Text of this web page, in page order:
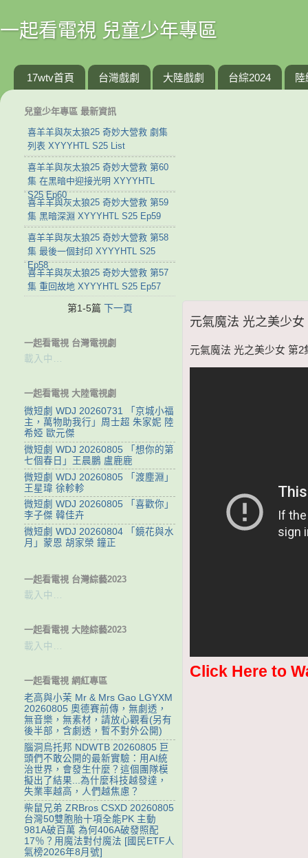
一起看電視 兒童少年專區
17wtv首頁 台灣戲劇 大陸戲劇 台綜2024 陸
元氣魔法 光之美少
元氣魔法 光之美少女 第
Click Here to
兒童少年專區 最新資訊
喜羊羊與灰太狼25 奇妙大營救 劇集
列表 XYYYHTL S25 List
喜羊羊與灰太狼25 奇妙大營救 第60
集 在黑暗中迎接光明 XYYYHTL
S25 Ep60
喜羊羊與灰太狼25 奇妙大營救 第59
集 黑暗深淵 XYYYHTL S25 Ep59
喜羊羊與灰太狼25 奇妙大營救 第58
集 最後一個封印 XYYYHTL S25
Ep58
喜羊羊與灰太狼25 奇妙大營救 第57
集 重回故地 XYYYHTL S25 Ep57
第1-5篇 下一頁
一起看電視 台灣電視劇
載入中…
一起看電視 大陸電視劇
微短劇 WDJ 20260731 「京城小福
主，萬物助我行」周士超 朱家妮 陸
希婭 歐元傑
微短劇 WDJ 20260805 「想你的第
七個春日」王晨鵬 盧鹿鹿
微短劇 WDJ 20260805 「渡塵淵」
王星瑋 徐軫軫
微短劇 WDJ 20260805 「喜歡你」
李子傑 韓佳卉
微短劇 WDJ 20260804 「鏡花與水
月」蒙恩 胡家榮 鐘正
一起看電視 台灣綜藝2023
載入中…
一起看電視 大陸綜藝2023
載入中…
一起看電視 網紅專區
老高與小茉 Mr & Mrs Gao LGYXM
20260805 奧德賽前傳，無劇透，
無音樂，無素材，請放心觀看(另有
後半部，含劇透，暫不對外公開)
腦洞烏托邦 NDWTB 20260805 巨
頭們不敢公開的最新實驗：用AI統
治世界，會發生什麼？這個團隊模
擬出了結果...為什麼科技越發達，
失業率越高，人們越焦慮？
柴鼠兄弟 ZRBros CSXD 20260805
台灣50雙胞胎十項全能PK 主動
981A破百萬 為何406A破發照配
17％？用魔法對付魔法 [國民ETF人
氣榜2026年8月號]